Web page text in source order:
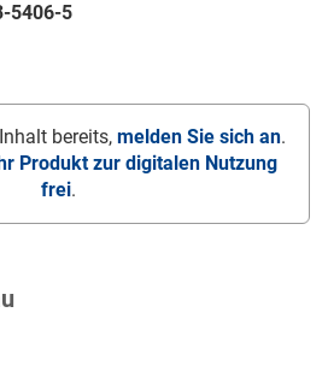
5406-5
bereits, melden Sie sich an.
Ihr Produkt zur digitalen Nutzung
frei.